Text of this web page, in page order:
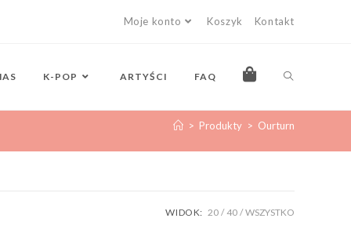
Moje konto Koszyk Kontakt
K-POP ARTYŚCI FAQ
> Produkty > Ourturn
WIDOK: 20 40 WSZYSTKO